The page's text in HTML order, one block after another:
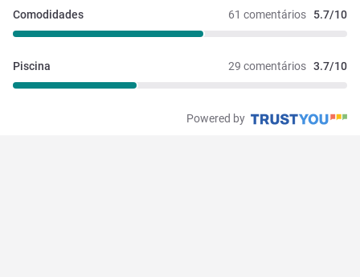
61 comentários 5.7/10
Comodidades
29 comentários 3.7/10
Piscina
Powered by